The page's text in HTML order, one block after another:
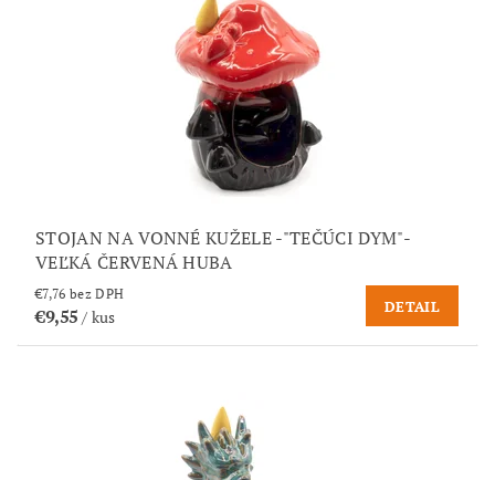
STOJAN NA VONNÉ KUŽELE -"TEČÚCI DYM"-
VEĽKÁ ČERVENÁ HUBA
€7,76 bez DPH
€9,55/ kus
DETAIL